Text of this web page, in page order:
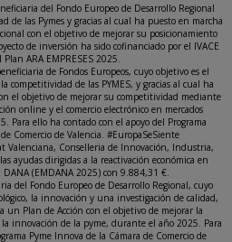
del Fondo Europeo de Desarrollo Regional
de las Pymes y gracias al cual ha puesto en marcha
con el objetivo de mejorar su posicionamiento
de inversión ha sido cofinanciado por el IVACE
ARA EMPRESES 2025.
de Fondos Europeos, cuyo objetivo es el
competitividad de las PYMES, y gracias al cual ha
el objetivo de mejorar su competitividad mediante
online y el comercio electrónico en mercados
Para ello ha contado con el apoyo del Programa
Comercio de Valencia. #EuropaSeSiente
Valenciana, Conselleria de Innovación, Industria,
ayudas dirigidas a la reactivación económica en
(EMDANA 2025) con 9.884,31 €.
del Fondo Europeo de Desarrollo Regional, cuyo
la innovación y una investigación de calidad,
un Plan de Acción con el objetivo de mejorar la
innovación de la pyme, durante el año 2025. Para
Pyme Innova de la Cámara de Comercio de